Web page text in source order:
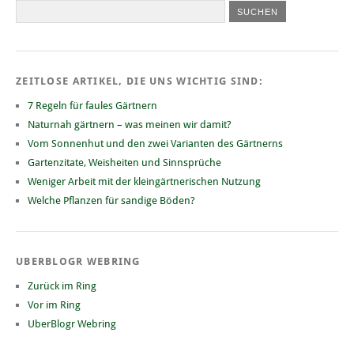
ZEITLOSE ARTIKEL, DIE UNS WICHTIG SIND:
7 Regeln für faules Gärtnern
Naturnah gärtnern – was meinen wir damit?
Vom Sonnenhut und den zwei Varianten des Gärtnerns
Gartenzitate, Weisheiten und Sinnsprüche
Weniger Arbeit mit der kleingärtnerischen Nutzung
Welche Pflanzen für sandige Böden?
UBERBLOGR WEBRING
Zurück im Ring
Vor im Ring
UberBlogr Webring